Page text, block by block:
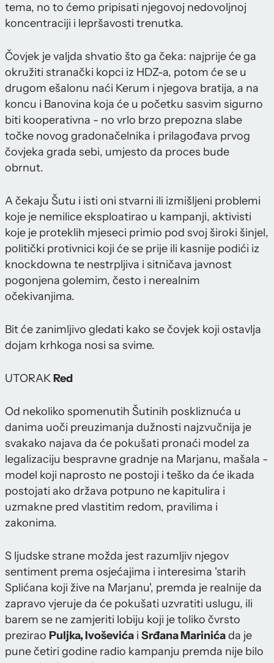
tema, no to ćemo pripisati njegovoj nedovoljnoj
koncentraciji i lepršavosti trenutka.
Čovjek je valjda shvatio što ga čeka: najprije će ga
okružiti stranački kopci iz HDZ-a, potom će se u
drugom ešalonu naći Kerum i njegova bratija, a na
koncu i Banovina koja će u početku sasvim sigurno
biti kooperativna - no vrlo brzo prepozna slabe
točke novog gradonačelnika i prilagođava prvog
čovjeka grada sebi, umjesto da proces bude
obrnut.
A čekaju Šutu i isti oni stvarni ili izmišljeni problemi
koje je nemilice eksploatirao u kampanji, aktivisti
koje je proteklih mjeseci primio pod svoj široki šinjel,
politički protivnici koji će se prije ili kasnije podići iz
knockdowna te nestrpljiva i sitničava javnost
pogonjena golemim, često i nerealnim
očekivanjima.
Bit će zanimljivo gledati kako se čovjek koji ostavlja
dojam krhkoga nosi sa svime.
UTORAKRed
Od nekoliko spomenutih Šutinih poskliznuća u
danima uoči preuzimanja dužnosti najzvučnija je
svakako najava da će pokušati pronaći model za
legalizaciju bespravne gradnje na Marjanu, mašala -
model koji naprosto ne postoji i teško da će ikada
postojati ako država potpuno ne kapitulira i
uzmakne pred vlastitim redom, pravilima i
zakonima.
S ljudske strane možda jest razumljiv njegov
sentiment prema osjećajima i interesima 'starih
Splićana koji žive na Marjanu', premda je realnije da
zapravo vjeruje da će pokušati uzvratiti uslugu, ili
barem se ne zamjeriti lobiju koji je toliko čvrsto
prezirao Puljka, Ivoševića i Srđana Marinićada je
pune četiri godine radio kampanju premda nije bilo